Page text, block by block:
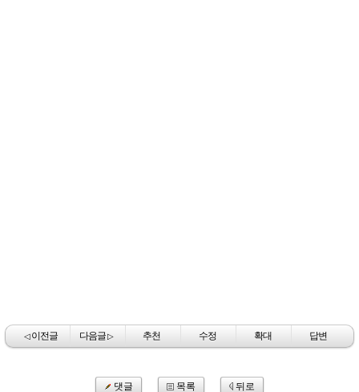
◁이전글 다음글▷ 추천 수정 확대 답변
댓글 목록 뒤로